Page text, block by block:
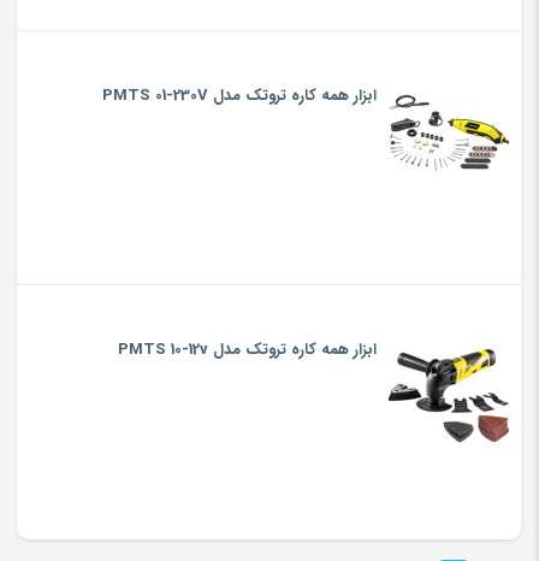
ابزار همه کاره تروتک مدل PMTS 01-230V
ابزار همه کاره تروتک مدل PMTS 10-12v